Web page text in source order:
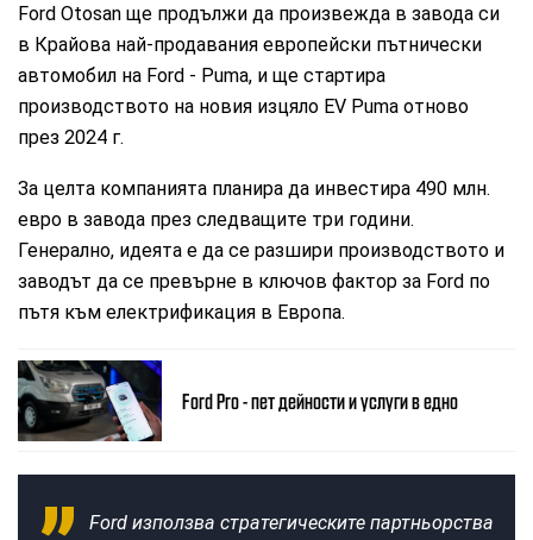
Ford Otosan ще продължи да произвежда в завода си
в Крайова най-продавания европейски пътнически
автомобил на Ford - Puma, и ще стартира
производството на новия изцяло ЕV Puma отново
през 2024 г.
За целта компанията планира да инвестира 490 млн.
евро в завода през следващите три години.
Генерално, идеята е да се разшири производството и
заводът да се превърне в ключов фактор за Ford по
пътя към електрификация в Европа.
Ford Pro - пет дейности и услуги в едно
Ford използва стратегическите партньорства